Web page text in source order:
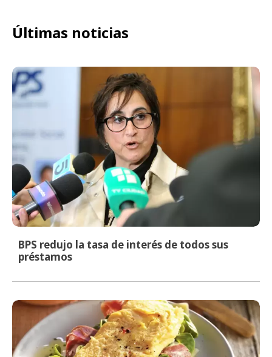
Últimas noticias
BPS redujo la tasa de interés de todos sus
préstamos